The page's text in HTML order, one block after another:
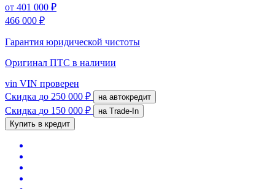
от 401 000 ₽
466 000 ₽
Гарантия юридической чистоты
Оригинал ПТС в наличии
vin VIN проверен
Скидка до 250 000 ₽ на автокредит
Скидка до 150 000 ₽
на Trade-In
Купить в кредит